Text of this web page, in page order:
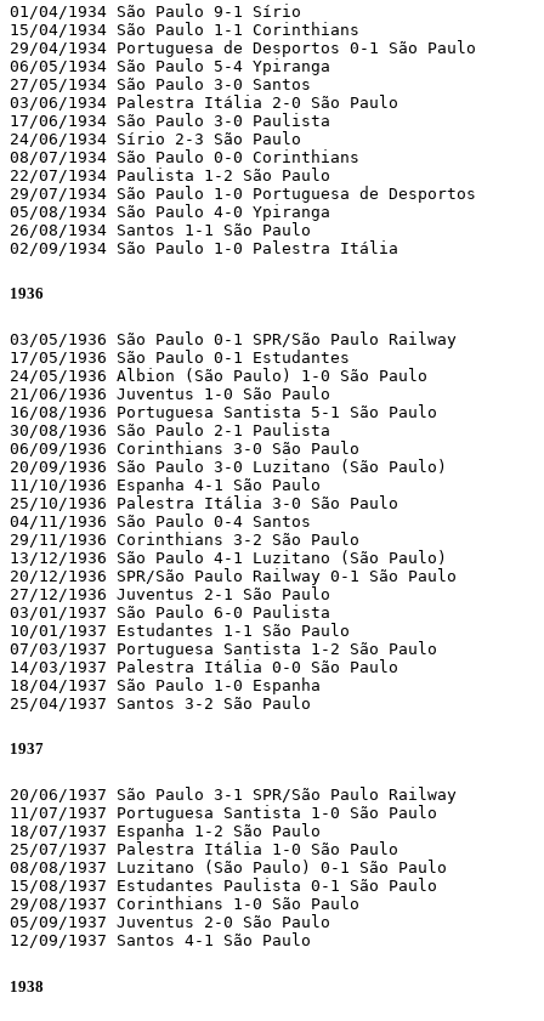
01/04/1934 São Paulo 9-1 Sírio
15/04/1934 São Paulo 1-1 Corinthians
29/04/1934 Portuguesa de Desportos 0-1 São Paulo
06/05/1934 São Paulo 5-4 Ypiranga
27/05/1934 São Paulo 3-0 Santos
03/06/1934 Palestra Itália 2-0 São Paulo
17/06/1934 São Paulo 3-0 Paulista
24/06/1934 Sírio 2-3 São Paulo
08/07/1934 São Paulo 0-0 Corinthians
22/07/1934 Paulista 1-2 São Paulo
29/07/1934 São Paulo 1-0 Portuguesa de Desportos
05/08/1934 São Paulo 4-0 Ypiranga
26/08/1934 Santos 1-1 São Paulo
02/09/1934 São Paulo 1-0 Palestra Itália
1936
03/05/1936 São Paulo 0-1 SPR/São Paulo Railway
17/05/1936 São Paulo 0-1 Estudantes
24/05/1936 Albion (São Paulo) 1-0 São Paulo
21/06/1936 Juventus 1-0 São Paulo
16/08/1936 Portuguesa Santista 5-1 São Paulo
30/08/1936 São Paulo 2-1 Paulista
06/09/1936 Corinthians 3-0 São Paulo
20/09/1936 São Paulo 3-0 Luzitano (São Paulo)
11/10/1936 Espanha 4-1 São Paulo
25/10/1936 Palestra Itália 3-0 São Paulo
04/11/1936 São Paulo 0-4 Santos
29/11/1936 Corinthians 3-2 São Paulo
13/12/1936 São Paulo 4-1 Luzitano (São Paulo)
20/12/1936 SPR/São Paulo Railway 0-1 São Paulo
27/12/1936 Juventus 2-1 São Paulo
03/01/1937 São Paulo 6-0 Paulista
10/01/1937 Estudantes 1-1 São Paulo
07/03/1937 Portuguesa Santista 1-2 São Paulo
14/03/1937 Palestra Itália 0-0 São Paulo
18/04/1937 São Paulo 1-0 Espanha
25/04/1937 Santos 3-2 São Paulo
1937
20/06/1937 São Paulo 3-1 SPR/São Paulo Railway
11/07/1937 Portuguesa Santista 1-0 São Paulo
18/07/1937 Espanha 1-2 São Paulo
25/07/1937 Palestra Itália 1-0 São Paulo
08/08/1937 Luzitano (São Paulo) 0-1 São Paulo
15/08/1937 Estudantes Paulista 0-1 São Paulo
29/08/1937 Corinthians 1-0 São Paulo
05/09/1937 Juventus 2-0 São Paulo
12/09/1937 Santos 4-1 São Paulo
1938